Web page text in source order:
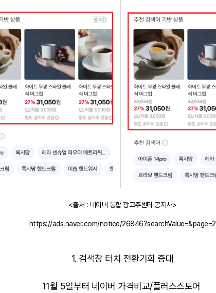
<출처 : 네이버 통합 광고주센터 공지사>
https://ads.naver.com/notice/26846?searchValue=&page=2
1. 검색창 터치 전환기회 증대
11월 5일부터 네이버 가격비교/플러스스토어